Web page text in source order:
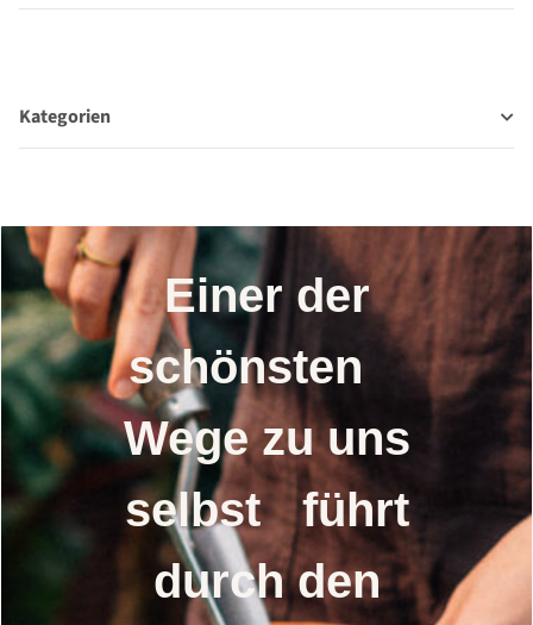
Kategorien
Einer der
schönsten
Wege zu uns
selbst führt
durch den